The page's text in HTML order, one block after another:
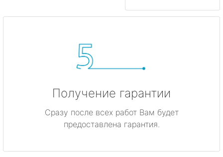
Получение гарантии
Сразу после всех работ Вам будет
предоставлена гарантия.